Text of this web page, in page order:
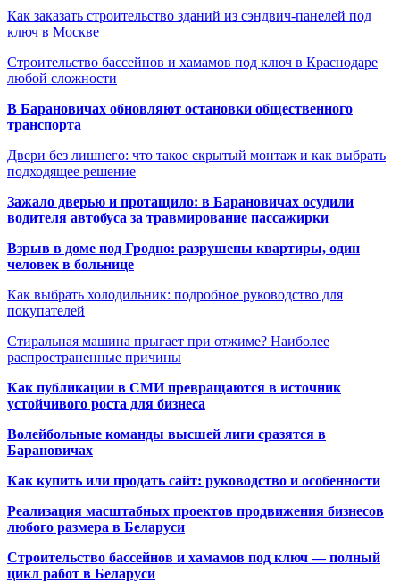
Как заказать строительство зданий из сэндвич-панелей под
ключ в Москве
Строительство бассейнов и хамамов под ключ в Краснодаре
любой сложности
В Барановичах обновляют остановки общественного
транспорта
Двери без лишнего: что такое скрытый монтаж и как выбрать
подходящее решение
Зажало дверью и протащило: в Барановичах осудили
водителя автобуса за травмирование пассажирки
Взрыв в доме под Гродно: разрушены квартиры, один
человек в больнице
Как выбрать холодильник: подробное руководство для
покупателей
Стиральная машина прыгает при отжиме? Наиболее
распространенные причины
Как публикации в СМИ превращаются в источник
устойчивого роста для бизнеса
Волейбольные команды высшей лиги сразятся в
Барановичах
Как купить или продать сайт: руководство и особенности
Реализация масштабных проектов продвижения бизнесов
любого размера в Беларуси
Строительство бассейнов и хамамов под ключ — полный
цикл работ в Беларуси